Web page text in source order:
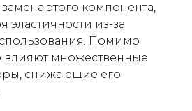
этого компонента,
эластичности из-за
Помимо
влияют множественные
снижающие его